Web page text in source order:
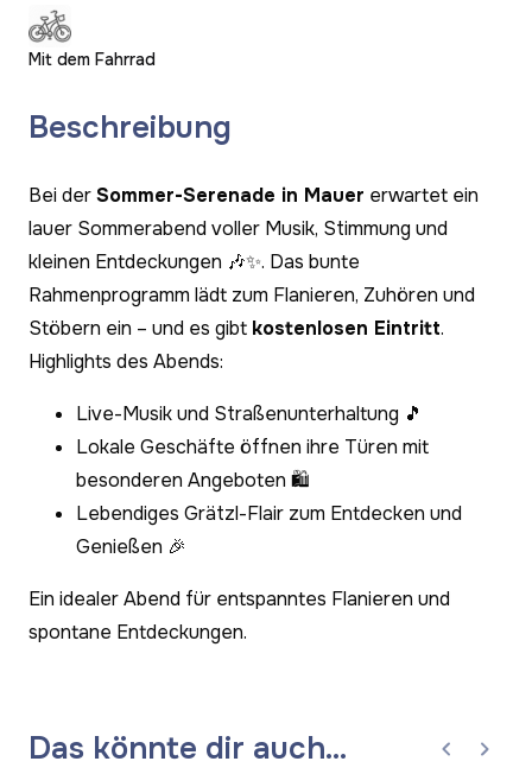
Mit dem Fahrrad
Beschreibung
Bei derSommer-Serenade in Mauer erwartet ein
lauer Sommerabend voller Musik, Stimmung und
kleinen Entdeckungen 🎶✨. Das bunte
Rahmenprogramm lädt zum Flanieren, Zuhören und
Stöbern ein – und es gibt kostenlosen Eintritt.
Highlights des Abends:
Live-Musik und Straßenunterhaltung 🎵
Lokale Geschäfte öffnen ihre Türen mit
besonderen Angeboten 🛍️
Lebendiges Grätzl-Flair zum Entdecken und
Genießen 🎉
Ein idealer Abend für entspanntes Flanieren und
spontane Entdeckungen.
Das könnte dir auch